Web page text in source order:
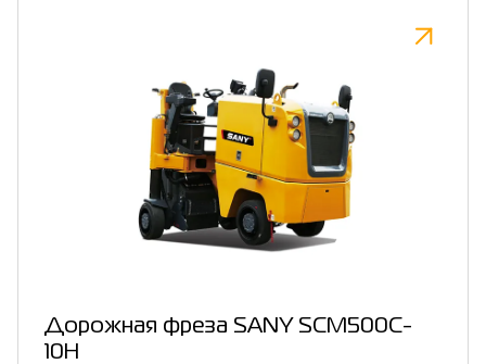
Дорожная фреза SANY SCM500C-
10H